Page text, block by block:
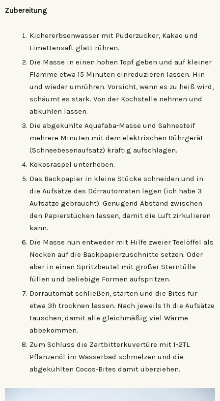
Zubereitung
Kichererbsenwasser mit Puderzucker, Kakao und
Limettensaft glatt rühren.
Die Masse in einen hohen Topf geben und auf kleiner
Flamme etwa 15 Minuten einreduzieren lassen. Hin
und wieder umrühren. Vorsicht, wenn es zu heiß wird,
schäumt es stark. Von der Kochstelle nehmen und
abkühlen lassen.
Die abgekühlte Aquafaba-Masse und Sahnesteif
mehrere Minuten mit dem elektrischen Rührgerät
(Schneebesenaufsatz) kräftig aufschlagen.
Kokosraspel unterheben.
Das Backpapier in kleine Stücke schneiden und in
die Aufsätze des Dörrautomaten legen (ich habe 3
Aufsätze gebraucht). Genügend Abstand zwischen
den Papierstücken lassen, damit die Luft zirkulieren
kann.
Die Masse nun entweder mit Hilfe zweier Teelöffel als
Nocken auf die Backpapierzuschnitte setzen. Oder
aber in einen Spritzbeutel mit großer Sterntülle
füllen und beliebige Formen aufspritzen.
Dörrautomat schließen, starten und die Bites für
etwa 3h trocknen lassen. Nach jeweils 1h die Aufsätze
tauschen, damit alle gleichmäßig viel Wärme
abbekommen.
Zum Schluss die Zartbitterkuvertüre mit 1-2TL
Pflanzenöl im Wasserbad schmelzen und die
abgekühlten Cocos-Bites damit überziehen.